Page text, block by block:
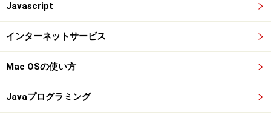
Javascript
インターネットサービス
Mac OSの使い方
Javaプログラミング